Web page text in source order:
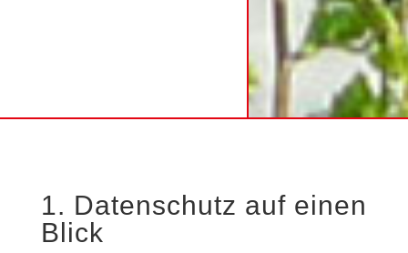
1. Datenschutz auf einen
Blick